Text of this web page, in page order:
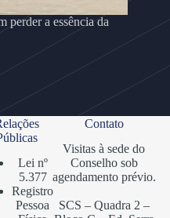
perder a essência da
Lei nº
5.377
Registro
Pessoa
Contato
Visitas à sede do
Conselho sob
agendamento prévio.
SCS – Quadra 2 –